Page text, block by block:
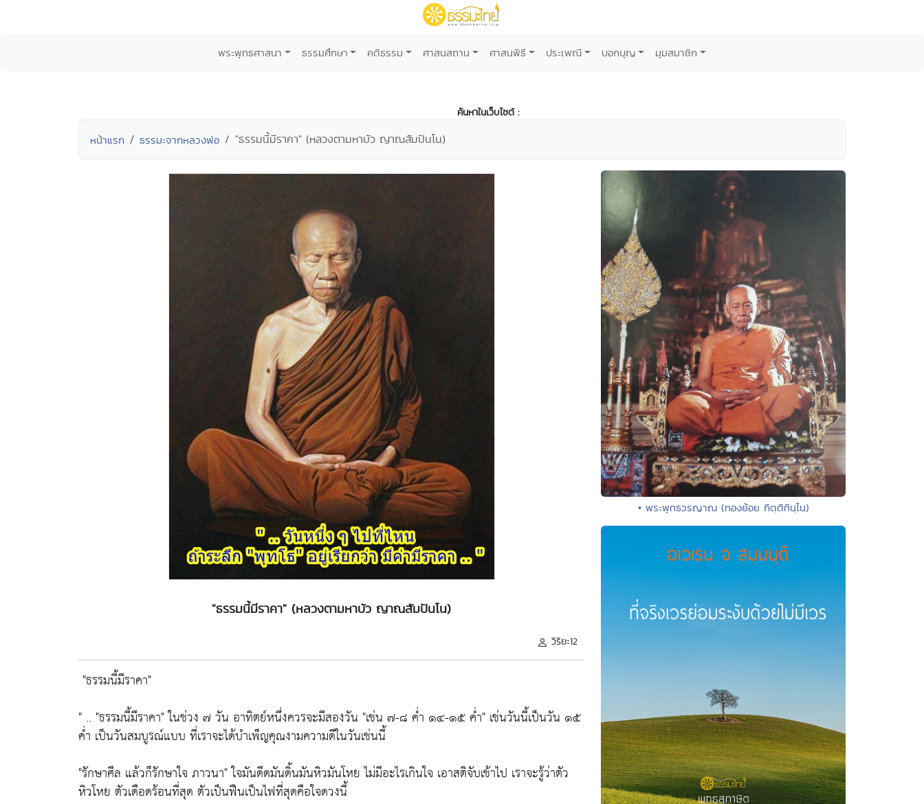
พระพุทธศาสนา ธรรมศึกษา คติธรรม ศาสนสถาน ศาสนพิธี ประเพณี บอกบุญ มุมสมาชิก
ค้นหาในเว็บไซต์ :
หน้าแรก ธรรมะจากหลวงพ่อ "ธรรมนี้มีราคา" (หลวงตามหาบัว ญาณสัมปันโน)
"ธรรมนี้มีราคา" (หลวงตามหาบัว ญาณสัมปันโน)
วิริยะ12
"ธรรมนี้มีราคา"
" .. "ธรรมนี้มีราคา"ในช่วง ๗ วัน อาทิตย์หนึ่งควรจะมีสองวัน "เช่น ๗-๘ ค่ำ ๑๔-๑๕ ค่ำ" เช่นวันนี้เป็นวัน ๑๕
ค่ำ เป็นวันสมบูรณ์แบบ ที่เราจะได้บำเพ็ญคุณงามความดีในวันเช่นนี้
"รักษาศีล แล้วก็รักษาใจ ภาวนา"ใจมันดีดมันดิ้นมันหิวมันโหย ไม่มีอะไรเกินใจ เอาสติจับเข้าไป เราจะรู้ว่าตัว
หิวโหย ตัวเดือดร้อนที่สุด ตัวเป็นฟืนเป็นไฟที่สุดคือใจดวงนี้
• พระพุทธวรญาณ (ทองย้อย กิตฺติทินฺโน)